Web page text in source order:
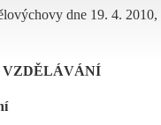
dne 19. 4. 2010,
VZDĚLÁVÁNÍ